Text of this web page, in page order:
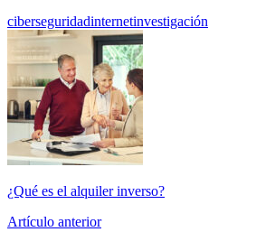
ciberseguridadinternetinvestigación
¿Qué es el alquiler inverso?
Artículo anterior